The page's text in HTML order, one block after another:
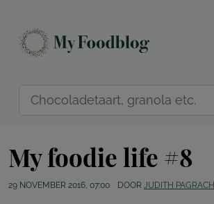
My foodie life #8
29 NOVEMBER 2016, 07:00 DOOR JUDITH PAGRACH